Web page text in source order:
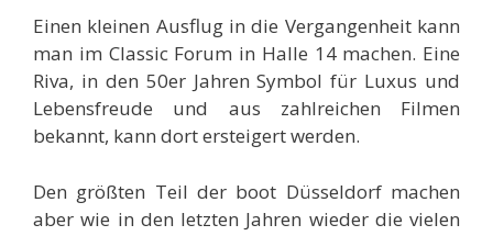
Einen kleinen Ausflug in die Vergangenheit kann
man im Classic Forum in Halle 14 machen. Eine
Riva, in den 50er Jahren Symbol für Luxus und
Lebensfreude und aus zahlreichen Filmen
bekannt, kann dort ersteigert werden.
Den größten Teil der boot Düsseldorf machen
aber wie in den letzten Jahren wieder die vielen